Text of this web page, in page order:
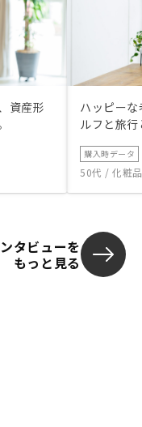
資産形
ハッピー
ルフと旅
購入時データ
50代 / 化粧
タビューを
もっと見る